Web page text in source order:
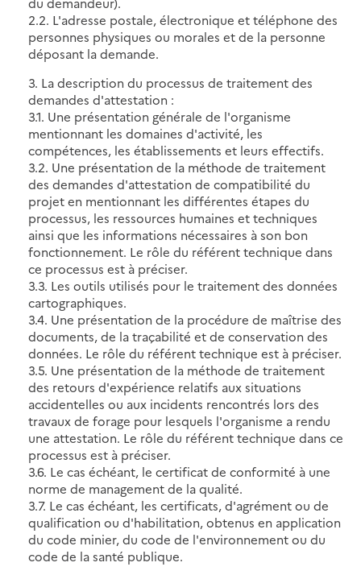
2.2. L'adresse postale, électronique et téléphone des
personnes physiques ou morales et de la personne
déposant la demande.
3. La description du processus de traitement des
demandes d'attestation :
3.1. Une présentation générale de l'organisme
mentionnant les domaines d'activité, les
compétences, les établissements et leurs effectifs.
3.2. Une présentation de la méthode de traitement
des demandes d'attestation de compatibilité du
projet en mentionnant les différentes étapes du
processus, les ressources humaines et techniques
ainsi que les informations nécessaires à son bon
fonctionnement. Le rôle du référent technique dans
ce processus est à préciser.
3.3. Les outils utilisés pour le traitement des données
cartographiques.
3.4. Une présentation de la procédure de maîtrise des
documents, de la traçabilité et de conservation des
données. Le rôle du référent technique est à préciser.
3.5. Une présentation de la méthode de traitement
des retours d'expérience relatifs aux situations
accidentelles ou aux incidents rencontrés lors des
travaux de forage pour lesquels l'organisme a rendu
une attestation. Le rôle du référent technique dans ce
processus est à préciser.
3.6. Le cas échéant, le certificat de conformité à une
norme de management de la qualité.
3.7. Le cas échéant, les certificats, d'agrément ou de
qualification ou d'habilitation, obtenus en application
du code minier, du code de l'environnement ou du
code de la santé publique.